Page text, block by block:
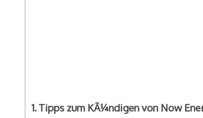
Tipps zum KÃ¼ndigen von Now